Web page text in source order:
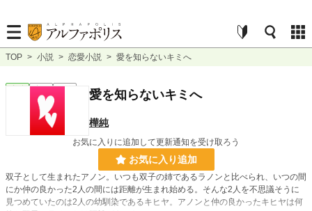
TOP > 小説 > 恋愛小説 > 愛を知らないキミへ
完結 長編 愛を知らないキミへ
樺純
お気に入りに追加して更新通知を受け取ろう
お気に入り追加
双子として生まれたアノン。いつも双子の姉であるラノンと比べられ、いつの間
にか仲の良かった2人の間には距離が生まれ始める。そんな2人を不思議そうに
見つめていたのは2人の幼馴染であるキヒヤ。アノンと仲の良かったキヒヤは何